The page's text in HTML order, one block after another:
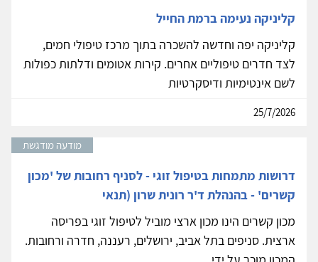
קליניקה נעימה ברמת החייל
קליניקה יפה וחדשה להשכרה בתוך מרכז טיפולי חמים,
לצד חדרים טיפוליים אחרים. קירות אטומים ודלתות כפולות
לשם אינטימיות ודיסקרטיות
25/7/2026
מודעה מודגשת
דרושות מתמחות בטיפול זוגי - לסניף רחובות של 'מכון
קשרים' - בהנהלת ד'ר רונית שרון (תנאי
מכון קשרים הינו מכון ארצי מוביל לטיפול זוגי בפריסה
ארצית. סניפים בתל אביב, ירושלים, רעננה, חדרה ורחובות.